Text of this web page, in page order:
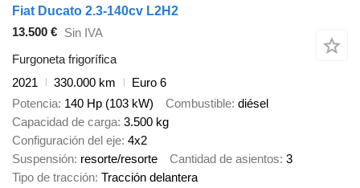
Fiat Ducato 2.3-140cv L2H2
13.500 € Sin IVA
Furgoneta frigorífica
2021
330.000 km
Euro 6
Potencia 140 Hp (103 kW) Combustible diésel
Capacidad de carga 3.500 kg
Configuración del eje 4x2
Suspensión resorte/resorte Cantidad de asientos 3
Tipo de tracción Tracción delantera